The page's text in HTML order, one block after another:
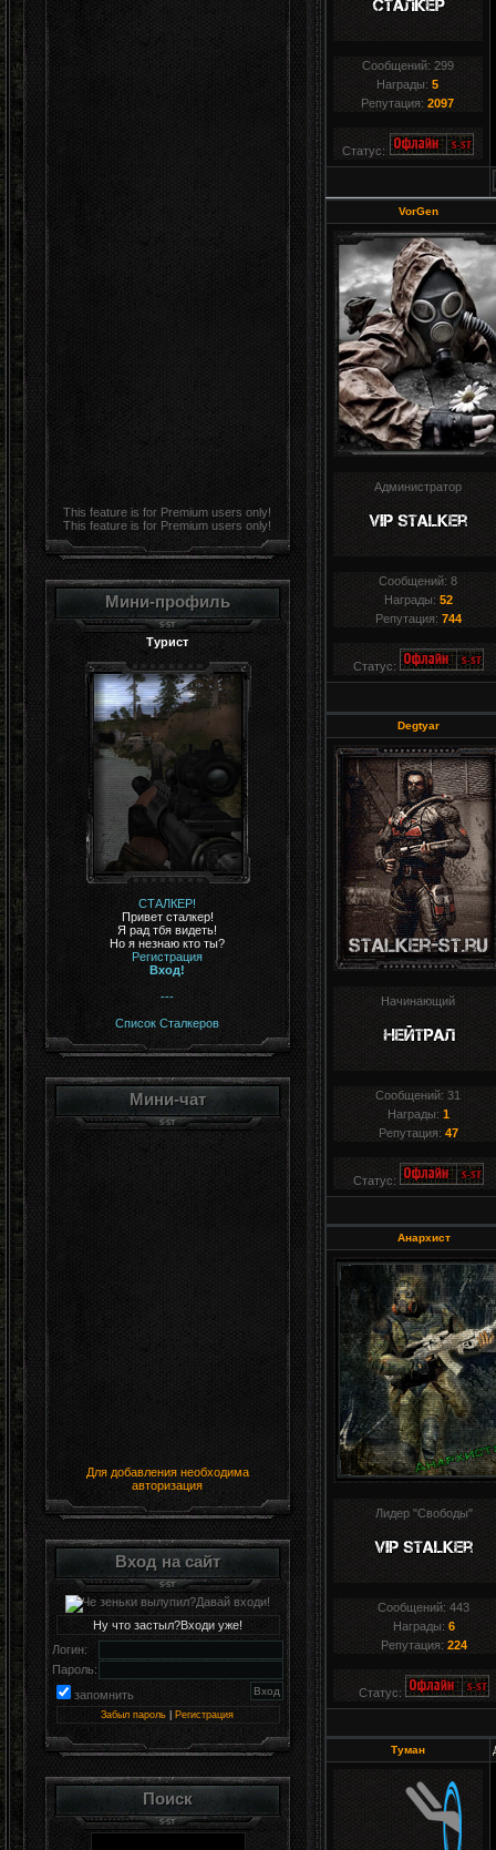
This feature is for Premium users only!
This feature is for Premium users only!
Мини-профиль
Турист
СТАЛКЕР!
Привет сталкер!
Я рад тбя видеть!
Но я незнаю кто ты?
Регистрация
Вход!
---
Список Сталкеров
Мини-чат
Для добавления необходима
авторизация
Вход на сайт
Ну что застыл?Входи уже!
Логин:
Пароль:
запомнить
Забыл пароль Регистрация
Поиск
Сообщений: 299
Награды:5
Репутация:2097
Статус:
VorGen
Администратор
Сообщений:8
Награды: 52
Репутация: 744
Статус:
Degtyar
Начинающий
Сообщений:31
Награды: 1
Репутация: 47
Статус:
Анархист
Лидер "Свободы"
Сообщений:443
Награды: 6
Репутация: 224
Статус:
Туман